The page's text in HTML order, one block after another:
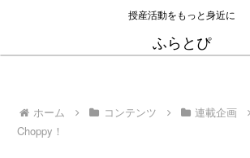
授産活動をもっと身近に
ふらとぴ
ホーム コンテンツ 連載企画
Choppy！